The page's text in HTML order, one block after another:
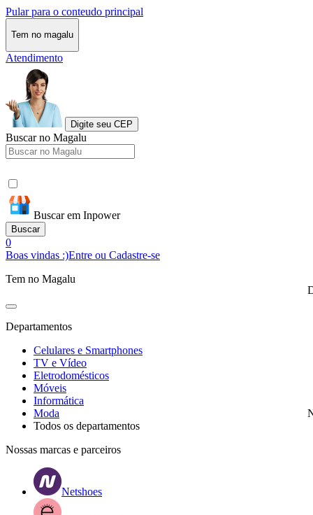
Pular para o conteudo principal
Tem no magalu
Atendimento
Digite seu CEP
Buscar no Magalu
Buscar em Inpower
Buscar
0
Boas vindas :)Entre ou Cadastre-se
Tem no Magalu
Departamentos
Celulares e Smartphones
TV e Vídeo
Eletrodomésticos
Móveis
Informática
Moda
Todos os departamentos
Nossas marcas e parceiros
Netshoes